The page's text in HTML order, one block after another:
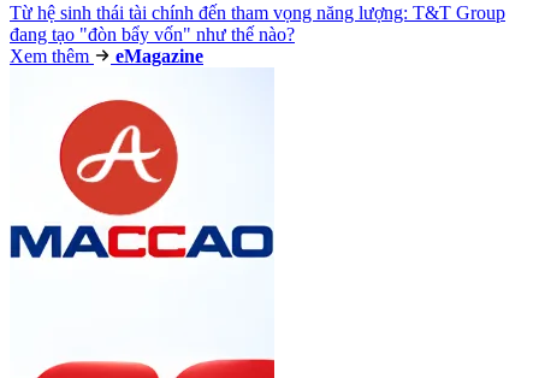
Từ hệ sinh thái tài chính đến tham vọng năng lượng: T&T Group
đang tạo "đòn bẩy vốn" như thế nào?
Xem thêm
eMagazine